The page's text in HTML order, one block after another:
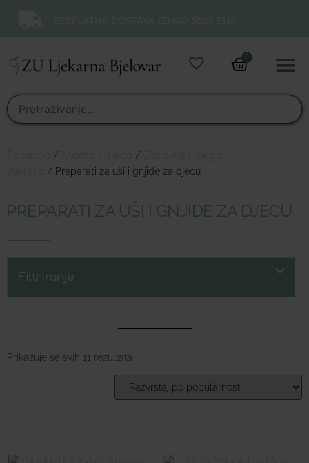
0
/ /
/ Preparati za uši i gnjide za djecu
PREPARATI ZA UŠI I GNJIDE ZA DJECU
Filtriranje
Prikazuje se svih 11 rezultata